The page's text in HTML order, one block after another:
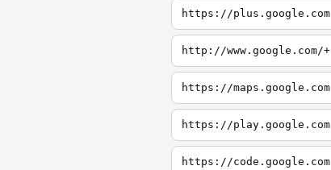
https://plus.google.com
http://www.google.com/+
https://maps.google.com
https://play.google.com
https://code.google.com